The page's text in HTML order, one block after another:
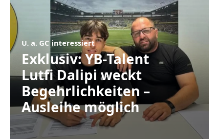
U. a. GC interessiert
Exklusiv: YB-Talent
Lutfi Dalipi weckt
Begehrlichkeiten –
Ausleihe möglich